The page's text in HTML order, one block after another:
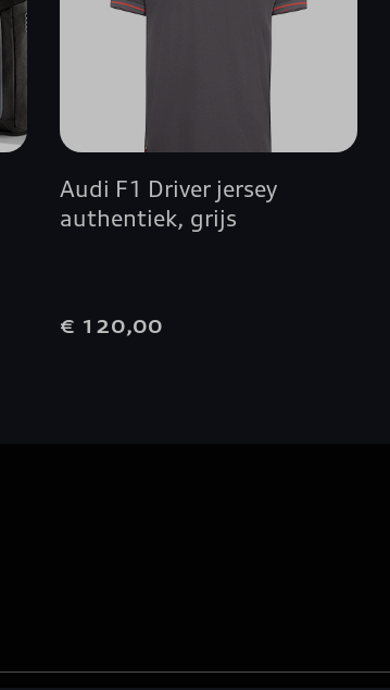
Audi F1 Driver jersey
authentiek, grijs
€ 120,00